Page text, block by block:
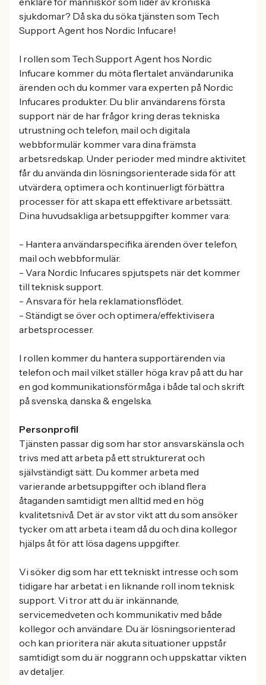
sjukdomar? Då ska du söka tjänsten som Tech
Support Agent hos Nordic Infucare!
I rollen som Tech Support Agent hos Nordic
Infucare kommer du möta flertalet användarunika
ärenden och du kommer vara experten på Nordic
Infucares produkter. Du blir användarens första
support när de har frågor kring deras tekniska
utrustning och telefon, mail och digitala
webbformulär kommer vara dina främsta
arbetsredskap. Under perioder med mindre aktivitet
får du använda din lösningsorienterade sida för att
utvärdera, optimera och kontinuerligt förbättra
processer för att skapa ett effektivare arbetssätt.
Dina huvudsakliga arbetsuppgifter kommer vara:
- Hantera användarspecifika ärenden över telefon,
mail och webbformulär.
- Vara Nordic Infucares spjutspets när det kommer
till teknisk support.
- Ansvara för hela reklamationsflödet.
- Ständigt se över och optimera/effektivisera
arbetsprocesser.
I rollen kommer du hantera supportärenden via
telefon och mail vilket ställer höga krav på att du har
en god kommunikationsförmåga i både tal och skrift
på svenska, danska & engelska.
Personprofil
Tjänsten passar dig som har stor ansvarskänsla och
trivs med att arbeta på ett strukturerat och
självständigt sätt. Du kommer arbeta med
varierande arbetsuppgifter och ibland flera
åtaganden samtidigt men alltid med en hög
kvalitetsnivå. Det är av stor vikt att du som ansöker
tycker om att arbeta i team då du och dina kollegor
hjälps åt för att lösa dagens uppgifter.
Vi söker dig som har ett tekniskt intresse och som
tidigare har arbetat i en liknande roll inom teknisk
support. Vi tror att du är inkännande,
servicemedveten och kommunikativ med både
kollegor och användare. Du är lösningsorienterad
och kan prioritera när akuta situationer uppstår
samtidigt som du är noggrann och uppskattar vikten
av detaljer.